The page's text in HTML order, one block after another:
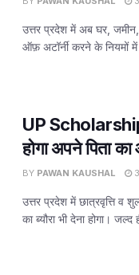
उत्तर प्रदेश में अब घर, जमीन,
ऑफ़ अटॉर्नी करने के नियमों में
UP Scholarship
होगा अपने पिता
BY PAWAN KAUSHAL
उत्तर प्रदेश में छात्रवृत्ति व
का ब्यौरा भी देना होगा।